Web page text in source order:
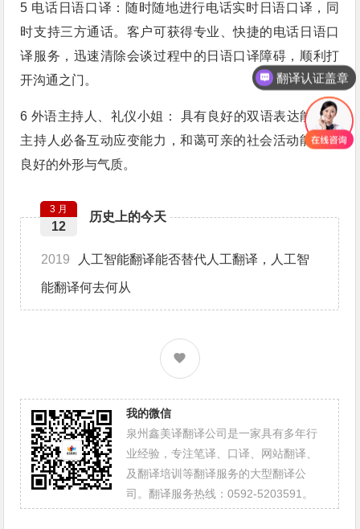
5 电话日语口译：随时随地进行电话实时日语口译，同
时支持三方通话。客户可获得专业、快捷的电话日语口
译服务，迅速清除会谈过程中的日语口译障碍，顺利打
开沟通之门。
6 外语主持人、礼仪小姐： 具有良好的双语表达能力，
主持人必备互动应变能力，和蔼可亲的社会活动能力，
良好的外形与气质。
历史上的今天
3 月
12
2019 人工智能翻译能否替代人工翻译，人工智
能翻译何去何从
我的微信
泉州鑫美译翻译公司是一家具有多年行
业经验，专注笔译、口译、网站翻译、
及翻译培训等翻译服务的大型翻译公
司。翻译服务热线：0592-5203591。
翻译认证盖章